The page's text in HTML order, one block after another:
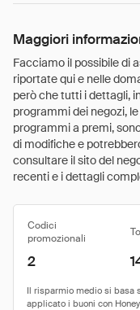
Maggiori
Facciamo il possibile di
riportate qui e nelle
però che tutti i dettagli,
programmi dei negozi,
programmi a premi,
di modifiche e
consultare il sito del
recenti e i dettagli
Codici
promozionali
2